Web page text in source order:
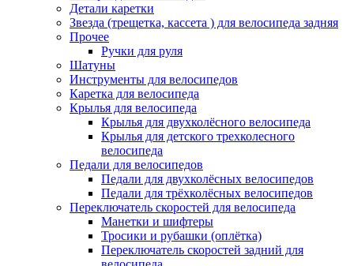
Детали каретки
Звезда (трещетка, кассета ) для велосипеда задняя
Прочее
Ручки для руля
Шатуны
Инструменты для велосипедов
Каретка для велосипеда
Крылья для велосипеда
Крылья для двухколёсного велосипеда
Крылья для детского трехколесного
велосипеда
Педали для велосипедов
Педали для двухколёсных велосипедов
Педали для трёхколёсных велосипедов
Переключатель скоростей для велосипеда
Манетки и шифтеры
Тросики и рубашки (оплётка)
Переключатель скоростей задний для